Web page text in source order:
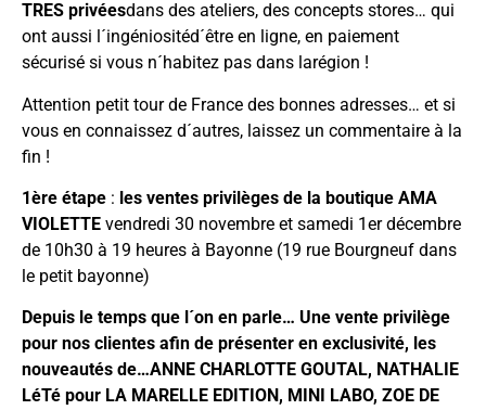
TRES privéesdans des ateliers, des concepts stores… qui
ont aussi l´ingéniositéd´être en ligne, en paiement
sécurisé si vous n´habitez pas dans larégion !
Attention petit tour de France des bonnes adresses… et si
vous en connaissez d´autres, laissez un commentaire à la
fin !
1ère étape : les ventes privilèges de la boutique AMA
VIOLETTE vendredi 30 novembre et samedi 1er décembre
de 10h30 à 19 heures à Bayonne (19 rue Bourgneuf dans
le petit bayonne)
Depuis le temps que l´on en parle… Une vente privilège
pour nos clientes afin de présenter en exclusivité, les
nouveautés de…ANNE CHARLOTTE GOUTAL, NATHALIE
LéTé pour LA MARELLE EDITION, MINI LABO, ZOE DE